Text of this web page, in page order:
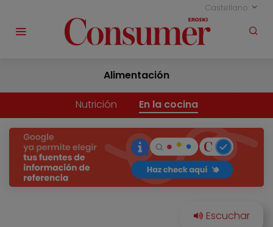
Castellano
Alimentación
Nutrición En la cocina